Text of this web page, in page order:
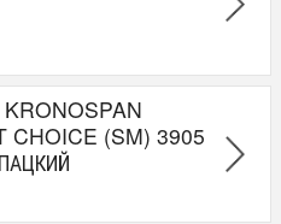
KRONOSPAN
CHOICE (SM) 3905